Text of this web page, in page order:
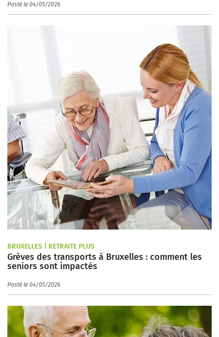
Posté le 04/05/2026
BRUXELLES | RETRAITE PLUS
Grèves des transports à Bruxelles : comment les
seniors sont impactés
Posté le 04/05/2026